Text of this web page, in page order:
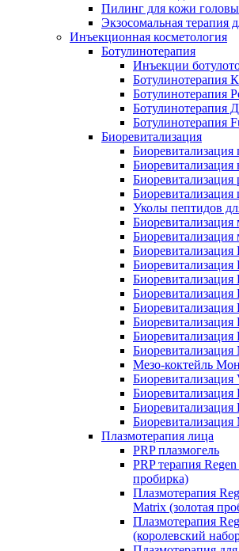
Пилинг для кожи головы
Экзосомальная терапия
Инъекционная косметология
Ботулинотерапия
Инъекции
Ботулинотерапия
Ботулинотерапия
Ботулинотерапия
Ботулинотерапия
Биоревитализация
Биоревитализация
Биоревитализация
Биоревитализация
Биоревитализация
Уколы пептидов
Биоревитализация
Биоревитализация
Биоревитализация
Биоревитализация
Биоревитализация
Биоревитализация
Биоревитализация
Биоревитализация
Биоревитализация
Мезо-коктейль
Биоревитализация
Биоревитализация
Биоревитализация
Биоревитализация
Плазмотерапия лица
PRP плазмогель
PRP терапия
пробирка)
Плазмотерапия
Matrix (золотая
Плазмотерапия
(королевский